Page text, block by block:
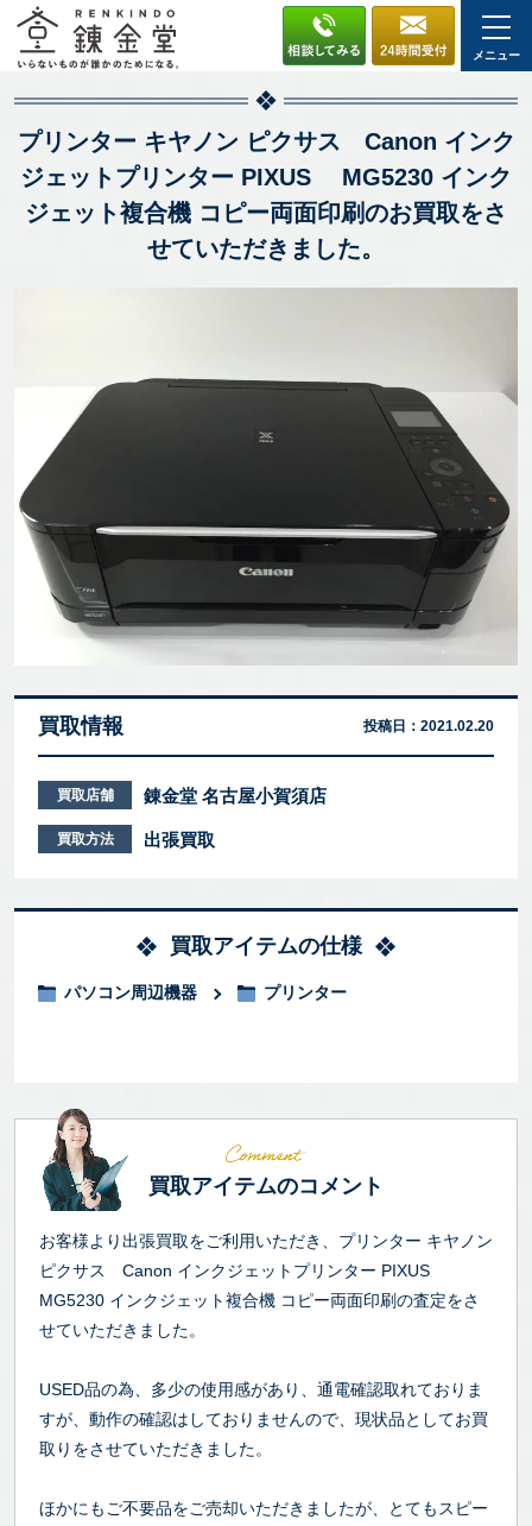
メニュー
プリンター キヤノン ピクサス Canon インク
ジェットプリンター PIXUS MG5230 インク
ジェット複合機 コピー両面印刷のお買取をさ
せていただきました。
買取情報 投稿日： 2021.02.20
買取店舗 錬金堂 名古屋小賀須店
買取方法 出張買取
買取アイテムの仕様
パソコン周辺機器 プリンター
買取アイテムのコメント
お客様より出張買取をご利用いただき、プリンター キヤノン
ピクサス Canon インクジェットプリンター PIXUS
MG5230 インクジェット複合機 コピー両面印刷の査定をさ
せていただきました。
USED品の為、多少の使用感があり、通電確認取れておりま
すが、動作の確認はしておりませんので、現状品としてお買
取りをさせていただきました。
ほかにもご不要品をご売却いただきましたが、とてもスピー